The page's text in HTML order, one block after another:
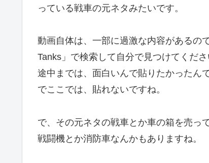
っている戦車の元ネタみたいです。
動画自体は、一部に過激な内容があるの
Tanks」で検索して自分で見つけてくださ
途中までは、面白いんで貼りたかったん
でここでは、貼れないですね。
で、その元ネタの戦車とか車の箱を売っ
戦闘機とか消防車なんかもありますね。